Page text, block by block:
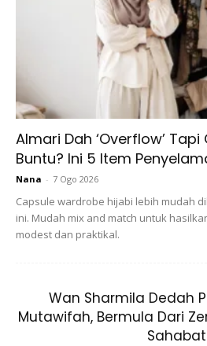
Ads
“Apa sebenarnya yang jadi
meninggalkan anaknya? Tak ada
yang bukan-bukan,” ujarnya.
Almari Dah ‘Overflow’ Tapi
Buntu? Ini 5 Item
Nana - 7 Ogo 2026
Capsule wardrobe hijabi lebih mudah
ini. Mudah mix and match untuk
modest dan praktikal.
Wan Sharmila Dedah
Mutawifah, Bermula Dari
Sahabat